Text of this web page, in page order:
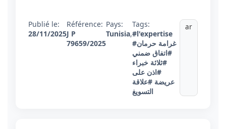
Publié le:
28/11/2025
Référence:
J P
79659/2025
Pays:
Tunisia,
Tags:
#l'expertise
#غرامة حرمان
#اتفاق ضمني
#ثلاثة خبراء
#اذن على
عريضة #علاقة
التسويغ
ar